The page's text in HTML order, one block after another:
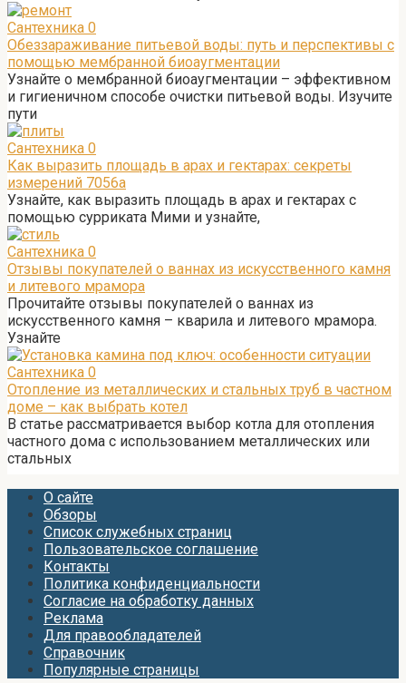
Сантехника 0
Обеззараживание питьевой воды: путь и перспективы с
помощью мембранной биоаугментации
Узнайте о мембранной биоаугментации – эффективном
и гигиеничном способе очистки питьевой воды. Изучите
пути
Сантехника 0
Как выразить площадь в арах и гектарах: секреты
измерений 7056а
Узнайте, как выразить площадь в арах и гектарах с
помощью сурриката Мими и узнайте,
Сантехника 0
Отзывы покупателей о ваннах из искусственного камня
и литевого мрамора
Прочитайте отзывы покупателей о ваннах из
искусственного камня – кварила и литевого мрамора.
Узнайте
Сантехника 0
Отопление из металлических и стальных труб в частном
доме – как выбрать котел
В статье рассматривается выбор котла для отопления
частного дома с использованием металлических или
стальных
О сайте
Обзоры
Список служебных страниц
Пользовательское соглашение
Контакты
Политика конфиденциальности
Согласие на обработку данных
Реклама
Для правообладателей
Справочник
Популярные страницы